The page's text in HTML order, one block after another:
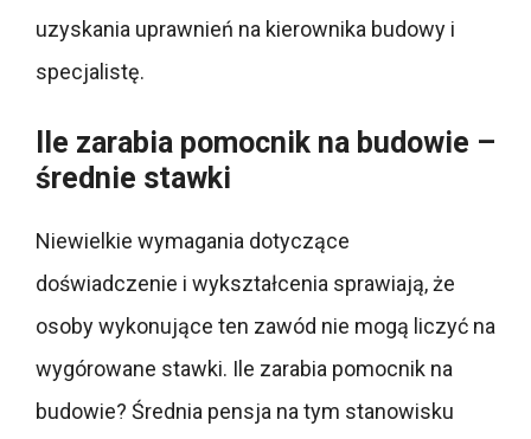
uzyskania uprawnień na kierownika budowy i
specjalistę.
Ile zarabia pomocnik na budowie –
średnie stawki
Niewielkie wymagania dotyczące
doświadczenie i wykształcenia sprawiają, że
osoby wykonujące ten zawód nie mogą liczyć na
wygórowane stawki. Ile zarabia pomocnik na
budowie? Średnia pensja na tym stanowisku